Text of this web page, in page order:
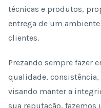
técnicas e produtos,
entrega de um
clientes.
Prezando sempre fazer
qualidade,
visando manter a
sua reputação,